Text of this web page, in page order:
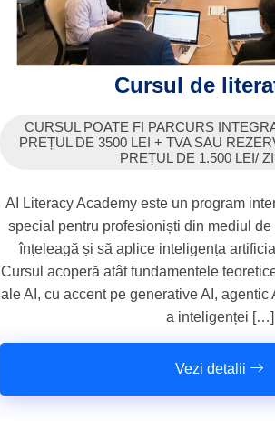
Cursul de
CURSUL POATE FI PARCURS
PREȚUL DE 3500 LEI + TVA SAU
PREȚUL DE 1.500 LEI/
AI Literacy Academy este un program
special pentru profesioniști din mediul
înțeleagă și să aplice inteligența
Cursul acoperă atât fundamentele
ale AI, cu accent pe generative AI, agentic
a inteligenței […]
Vezi detalii